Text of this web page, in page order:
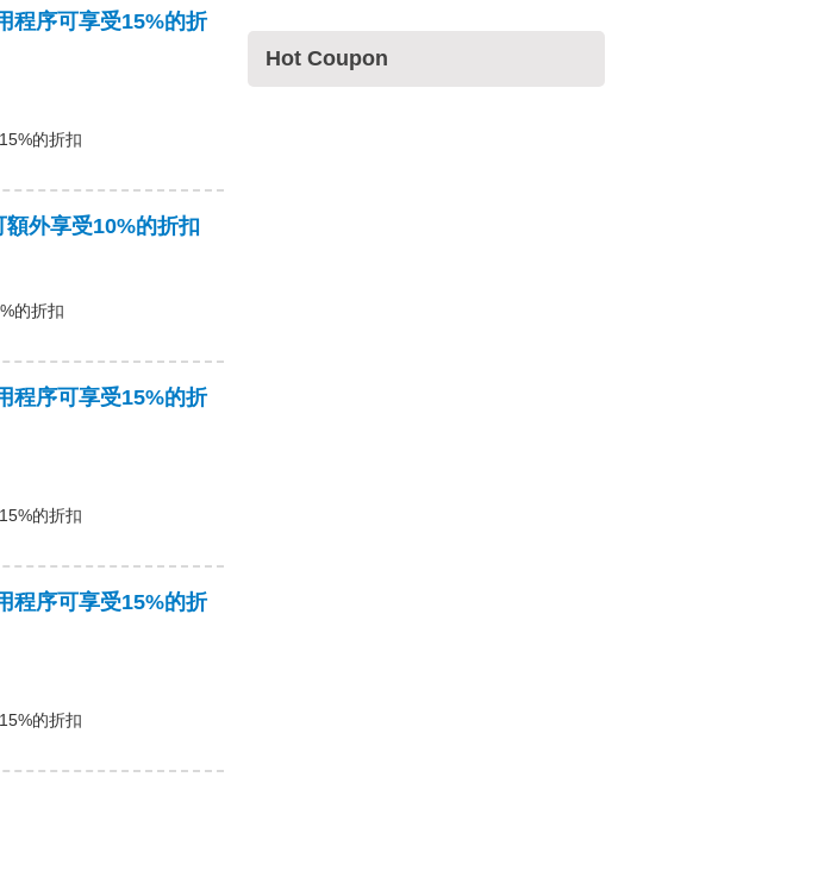
程序可享受15%的折
的折扣
外享受10%的折扣
的折扣
程序可享受15%的折
的折扣
程序可享受15%的折
的折扣
Hot Coupon